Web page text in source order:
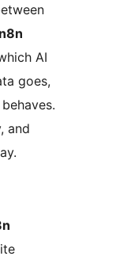
AI
goes,
and